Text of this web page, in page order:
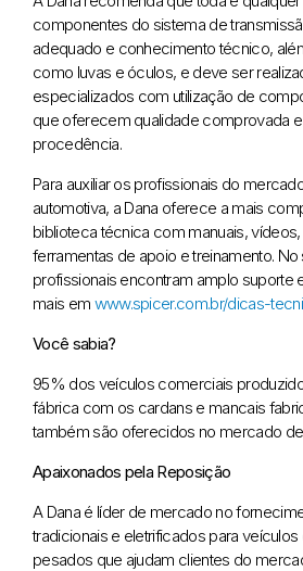
componentes do sistema de
adequado e conhecimento técnico,
como luvas e óculos, e deve ser
especializados com utilização de
que oferecem qualidade comprovada
procedência.
Para auxiliar os profissionais do
automotiva, a Dana oferece a mais
biblioteca técnica com manuais,
ferramentas de apoio e treinamento. No
profissionais encontram amplo suporte
mais em www.spicer.com.br/dicas-
Você sabia?
95% dos veículos comerciais
fábrica com os cardans e mancais
também são oferecidos no mercado
Apaixonados pela Reposição
A Dana é líder de mercado no
tradicionais e eletrificados para
pesados que ajudam clientes do